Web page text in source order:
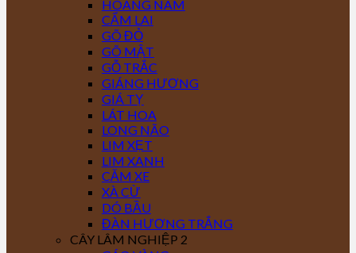
HOÀNG NAM
CẨM LAI
GÕ ĐỎ
GÕ MẬT
GỖ TRẮC
GIÁNG HƯƠNG
GIÁ TỴ
LÁT HOA
LONG NÃO
LIM XẸT
LIM XANH
CĂM XE
XÀ CỪ
DÓ BẦU
ĐÀN HƯƠNG TRẮNG
CÂY LÂM NGHIỆP 2